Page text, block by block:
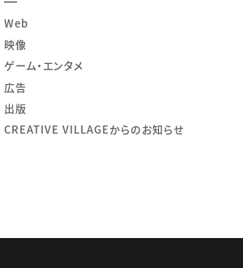
Web
映像
ゲーム・エンタメ
広告
出版
CREATIVE VILLAGEからのお知らせ